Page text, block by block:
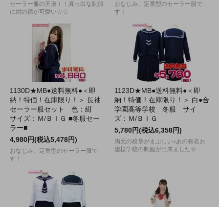
セーラー服の王道！！真っ白な制服
に紺の襟が可愛い☆☆
おなじみ、定番型のセーラー服で
す！
1130D★MB●送料無料●＜即
納！特価！在庫限り！＞ 長袖
セーラー服セット 色：紺
サイズ：Ｍ/ＢＩＧ ■冬服セー
ラー■
4,980円(税込5,478円)
おなじみ、定番型のセーラー服で
す！
1123D★MB●送料無料●＜即
納！特価！在庫限り！＞ 白●合
学園高等学校 冬服 サイ
ズ：Ｍ/ＢＩＧ
5,780円(税込6,358円)
胸元の校章がまぶしい♪あの有名お
嬢様学校の制服が出来ました☆